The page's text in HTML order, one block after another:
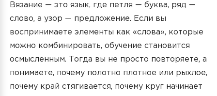
Вязание — это язык, где петля — буква, ряд —
слово, а узор — предложение. Если вы
воспринимаете элементы как «слова», которые
можно комбинировать, обучение становится
осмысленным. Тогда вы не просто повторяете, а
понимаете, почему полотно плотное или рыхлое,
почему край стягивается, почему круг начинает